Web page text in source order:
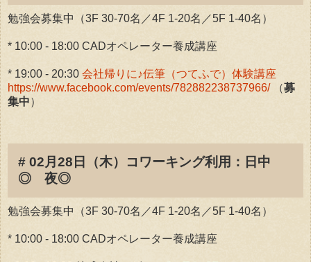
勉強会募集中（3F 30-70名／4F 1-20名／5F 1-40名）
* 10:00 - 18:00 CADオペレーター養成講座
* 19:00 - 20:30 会社帰りに♪伝筆（つてふで）体験講座
https://www.facebook.com/events/782882238737966/（募
集中）
# 02月28日（木）コワーキング利用：日中
◎ 夜◎
勉強会募集中（3F 30-70名／4F 1-20名／5F 1-40名）
* 10:00 - 18:00 CADオペレーター養成講座